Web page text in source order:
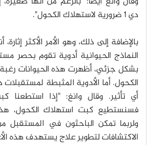
دي 1 ضرورية لاستهلاك الكحول".
بالإضافة إلى ذلك، وهو الأمر الأكثر
بشكل جزئي، أظهرت هذه الحيوانات
أي تأثير. وقال وانغ: "إذا استطعنا
فسنستطيع كبت استهلاك الكحول،
ولربما تمكن الباحثون في المستقبل
الاكتشافات لتطوير علاج يستهدف هذه